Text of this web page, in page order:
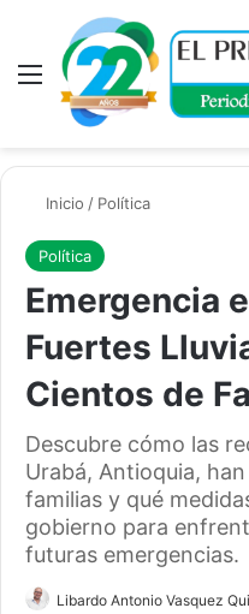
Menú
Inicio / Política
Política
Emergencia
Fuertes
Cientos de
Descubre cómo las
Urabá, Antioquia,
familias y qué
gobierno para
futuras emergencias.
Libardo Antonio Vasquez